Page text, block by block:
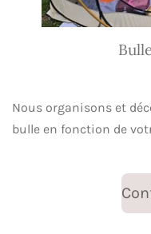
Nous organisons et
bulle en fonction de